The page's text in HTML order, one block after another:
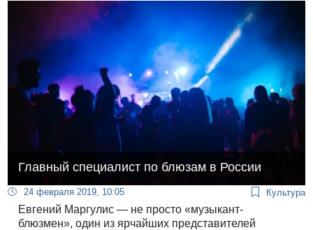
Главный специалист по блюзам в России
24 февраля 2019, 10:05 Культура
Евгений Маргулис — не просто «музыкант-
блюзмен», один из ярчайших представителей